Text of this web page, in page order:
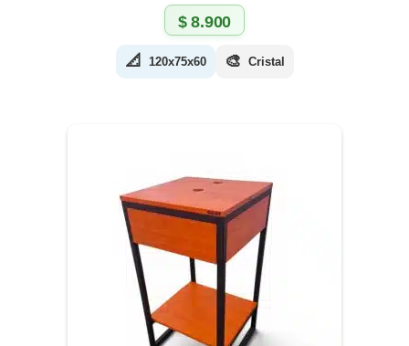
$8.900
📐 120x75x60 🎨 Cristal